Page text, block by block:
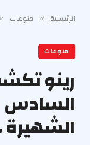
الرئيسية » منوعات
منوعات
رينو